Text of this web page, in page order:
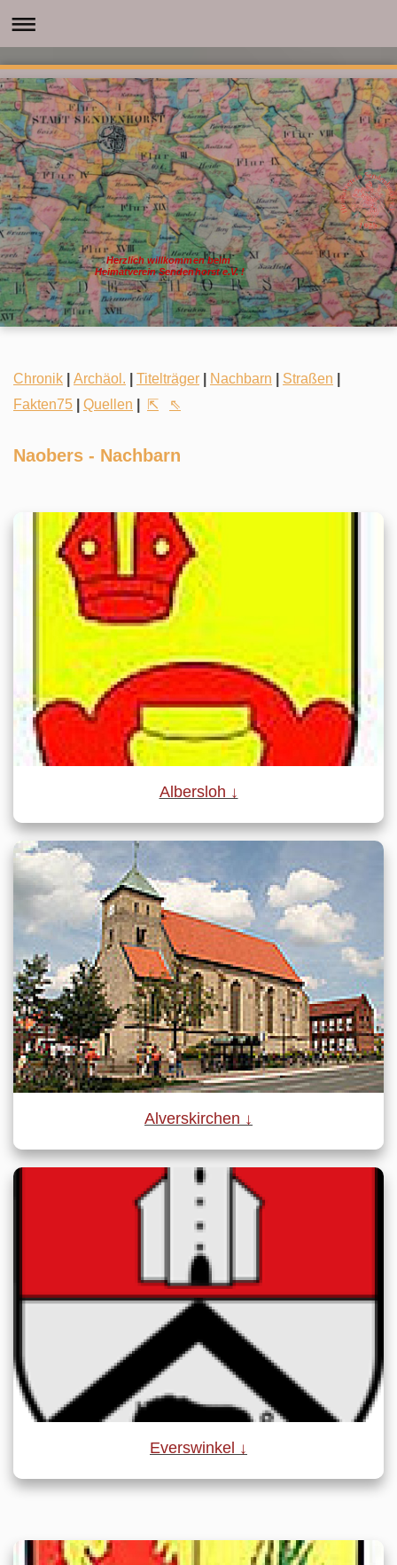
Herzlich willkommen beim
Heimatverein Sendenhorst e.V. !
Chronik Archäol. Titelträger Nachbarn Straßen
Fakten75
Quellen ⇱ ⇖
Naobers - Nachbarn
Albersloh ↓
Alverskirchen ↓
Everswinkel ↓